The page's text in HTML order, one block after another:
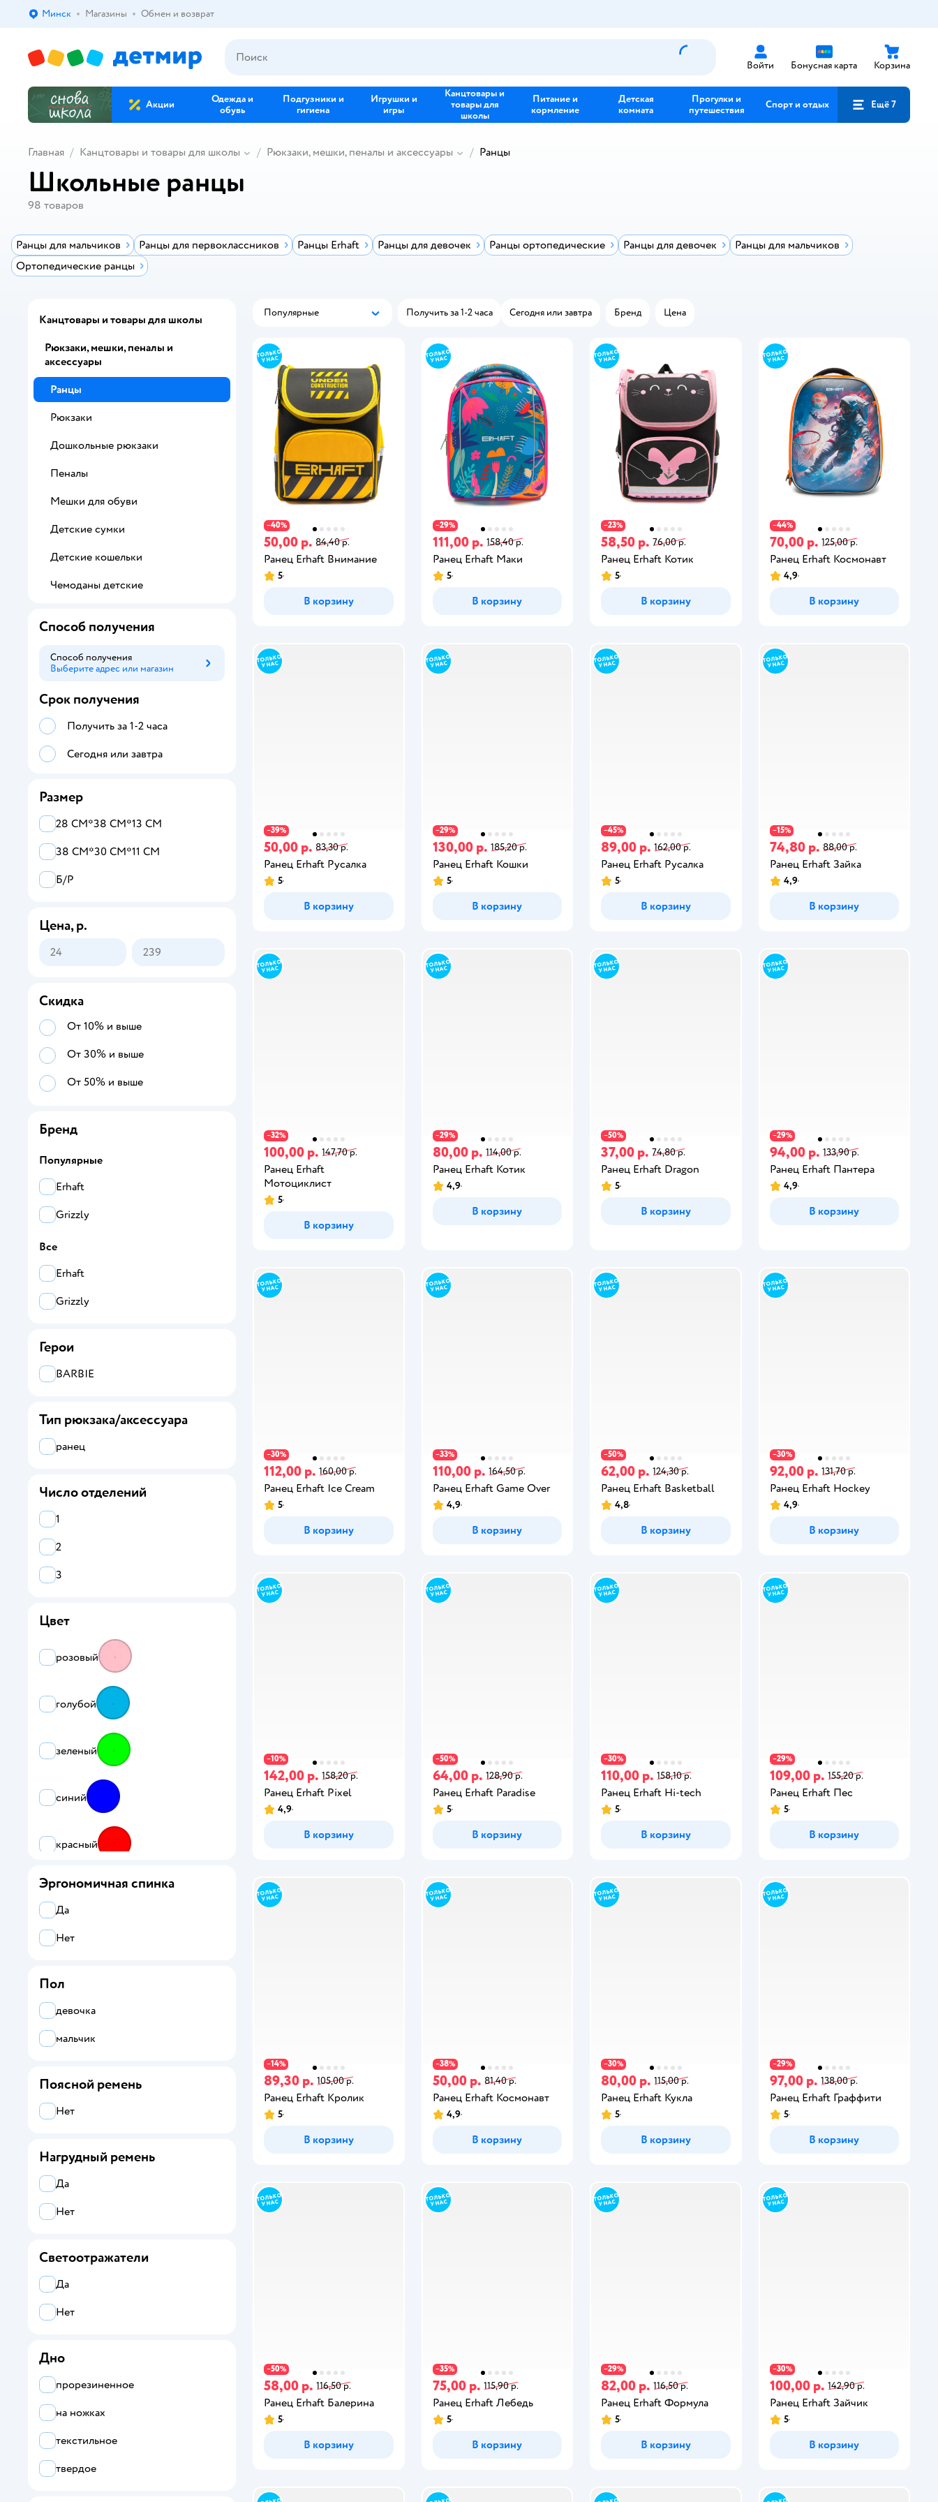
Выбор адреса доставки.
Минск Магазины Обмен и возврат
Войти Бонусная карта Корзина
Акции
Одежда и
обувь
Подгузники и
гигиена
Игрушки и
игры
Канцтовары и
товары для
школы
Питание и
кормление
Детская
комната
Прогулки и
путешествия
Спорт и отдых Ещё 7
Главная Канцтовары и товары для школы Рюкзаки, мешки, пеналы и аксессуары Ранцы
Школьные ранцы
98 товаров
Ранцы для мальчиков Ранцы для первоклассников Ранцы Erhaft Ранцы для девочек Ранцы ортопедические Ранцы для девочек
Ранцы для мальчиков
Ортопедические ранцы
Популярные
Популярные Получить за 1-2 часа Сегодня или завтра Бренд Цена
−40%
50,00 р. 84,40 р.
Ранец Erhaft Внимание
5
В корзину
−29%
111,00 р. 158,40 р.
Ранец Erhaft Маки
5
В корзину
−23%
58,50 р. 76,00 р.
Ранец Erhaft Котик
5
В корзину
−44%
70,00 р. 125,00 р.
Ранец Erhaft Космонавт
4,9
В корзину
−39%
50,00 р. 83,30 р.
Ранец Erhaft Русалка
5
В корзину
−29%
130,00 р. 185,20 р.
Ранец Erhaft Кошки
5
В корзину
−45%
89,00 р. 162,00 р.
Ранец Erhaft Русалка
5
В корзину
−15%
74,80 р. 88,00 р.
Ранец Erhaft Зайка
4,9
В корзину
−32%
100,00 р. 147,70 р.
Ранец Erhaft
Мотоциклист
5
В корзину
−29%
80,00 р. 114,00 р.
Ранец Erhaft Котик
4,9
В корзину
−50%
37,00 р. 74,80 р.
Ранец Erhaft Dragon
5
В корзину
−29%
94,00 р. 133,90 р.
Ранец Erhaft Пантера
4,9
В корзину
−30%
112,00 р. 160,00 р.
Ранец Erhaft Ice Cream
5
В корзину
−33%
110,00 р. 164,50 р.
Ранец Erhaft Game Over
4,9
В корзину
−50%
62,00 р. 124,30 р.
Ранец Erhaft Basketball
4,8
В корзину
−30%
92,00 р. 131,70 р.
Ранец Erhaft Hockey
4,9
В корзину
−10%
142,00 р. 158,20 р.
Ранец Erhaft Pixel
4,9
В корзину
−50%
64,00 р. 128,90 р.
Ранец Erhaft Paradise
5
В корзину
−30%
110,00 р. 158,10 р.
Ранец Erhaft Hi-tech
5
В корзину
−29%
109,00 р. 155,20 р.
Ранец Erhaft Пес
5
В корзину
−14%
89,30 р. 105,00 р.
Ранец Erhaft Кролик
5
В корзину
−38%
50,00 р. 81,40 р.
Ранец Erhaft Космонавт
4,9
В корзину
−30%
80,00 р. 115,00 р.
Ранец Erhaft Кукла
5
В корзину
−29%
97,00 р. 138,00 р.
Ранец Erhaft Граффити
5
В корзину
−50%
58,00 р. 116,50 р.
Ранец Erhaft Балерина
5
В корзину
−35%
75,00 р. 115,90 р.
Ранец Erhaft Лебедь
5
В корзину
−29%
82,00 р. 116,50 р.
Ранец Erhaft Формула
5
В корзину
−30%
100,00 р. 142,90 р.
Ранец Erhaft Зайчик
5
В корзину
Канцтовары и товары для школы
Рюкзаки, мешки, пеналы и
аксессуары
Ранцы
Рюкзаки
Дошкольные рюкзаки
Пеналы
Мешки для обуви
Детские сумки
Детские кошельки
Чемоданы детские
Способ получения
Способ получения
Выберите адрес или магазин
Способ получения
Срок получения
Получить за 1-2 часа
Сегодня или завтра
Размер
28 СМ*38 СМ*13 СМ
38 СМ*30 СМ*11 СМ
Б/Р
Цена, р.
Скидка
От 10% и выше
От 30% и выше
От 50% и выше
Бренд
Популярные
Erhaft
Grizzly
Все
Erhaft
Grizzly
Герои
BARBIE
Тип рюкзака/аксессуара
ранец
Число отделений
1
2
3
Цвет
розовый
голубой
зеленый
синий
красный
фиолетовый
черный
желтый
Эргономичная спинка
Да
Нет
Пол
девочка
мальчик
Поясной ремень
Нет
Нагрудный ремень
Да
Нет
Светоотражатели
Да
Нет
Дно
прорезиненное
на ножках
текстильное
твердое